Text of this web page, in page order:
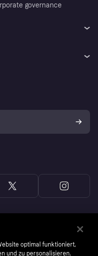
governance
Widerrufsrecht
optimal funktioniert,
und zu personalisieren.